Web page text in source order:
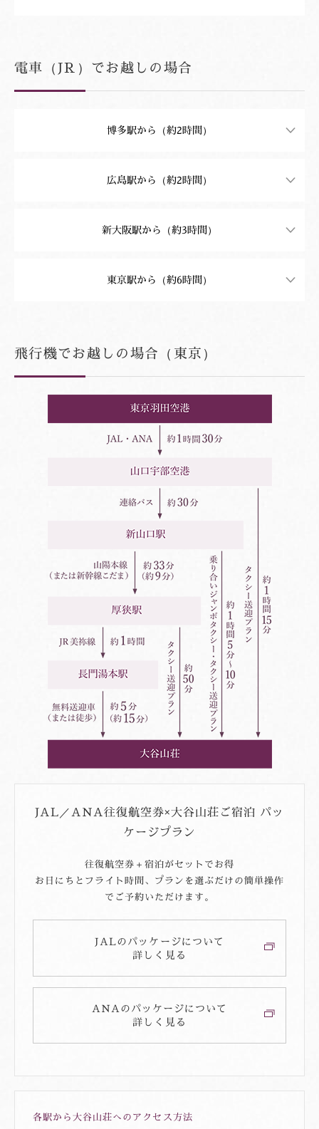
美祢ICから大谷山荘までのアクセス
高速道路を下り左折、国道435号線を進みます。
「国行」の交差点を右折、国道316号線を直進します。
約30分走りますと、右手に大谷山荘が見えてまいります。
小月ICから大谷山荘までのアクセス
小月ICを降りた後、国道491号線を長門・菊川方面へ道なり
に進みます。（約10分）
上岡枝交差点（道の駅きくがわ付近）をそのまま直進し県道
34号線を進みます。（約35分）
俵山ICより、長門・俵山道路を長門湯本温泉IC方面へ進みま
長門湯本温泉ICを降りた後、右折し国道316号線を美祢方面
へ道なりにまっすぐ進みます。（約5分）
手に大谷山荘の正面玄関がみえてまいります。橋を渡りお越しく
山口県の道路情報
経路２（俵山道路経由）
美祢ICから大谷山荘までのアクセス
高速道路を下り左折、国道435号線を進みます。
「国行」の交差点を右折、国道316号線を直進します。
約30分走りますと、右手に大谷山荘が見えてまいります。
小月ICから大谷山荘までのアクセス
小月ICを降りた後、国道491号線を長門・菊川方面へ道なり
に進みます。（約10分）
34号線を進みます。（約35分）
俵山・大羽山交差点を、長門方面に進み県道34号線へ進みま
俵山ICより、長門・俵山道路を長門湯本温泉IC方面へ進みま
す。(約7分)
下り坂の先、左手に大きく描いたカーブを曲がると、すぐ左
ださいませ。
新山口駅から大谷山荘までのアクセス
高速道路情報
高速道路を下り左折、国道435号線を進みます。
約30分走りますと、右手に大谷山荘が見えてまいります。
山口県の道路情報
高速道路情報
美祢ICから大谷山荘までのアクセス
高速道路を下り左折、国道435号線を進みます。
「国行」の交差点を右折、国道316号線を直進します。
約30分走りますと、右手に大谷山荘が見えてまいります。
山口県の道路情報
電車（JR）でお越しの場合
博多駅から（約2時間）
各駅から大谷山荘へのアクセス方法
長門湯本駅から：無料送迎車（マイクロバス）／大谷山荘の
JR厚狭駅から：タクシー送迎プラン／1台11,000円（通常
表示の時間は目安でございます。道路状況により前後する場
大谷山荘「タクシー送迎プラン」について
ご宿泊日の6日前までお電話にてご予約を承っております。
当館へご連絡くださいませ（0837-25-3300
／事前予約
上記指定駅～大谷山荘間の直行です。お立ち寄りご希望の
際は、別料金でお手配可能です。お問合せくださいませ。
レンタカーのご利用については
「レンタカー・タクシー情
広島駅から（約2時間）
各駅から大谷山荘へのアクセス方法
長門湯本駅から：無料送迎車（マイクロバス）／大谷山荘の
専用車がお迎えにまいります。ご到着時間を事前にお知らせ
JR厚狭駅から：タクシー送迎プラン／1台11,000円（通常
13,700円）
JR新山口駅から：
乗り合いジャンボタクシー／3,000円（11:15発→12:15
着、13:45発→14:45着、15:25発→16:25着、16:55発
→17:55着 1日4便／冨士第一交通（有）にて運行（
0120-39-2030
詳細はこちら
タクシー送迎プラン／1台13,000円（通常16,400円）
表示の時間は目安でございます。道路状況により前後する場
ご宿泊日の6日前までお電話にてご予約を承っております。
当館へご連絡くださいませ（0837-25-3300
際は、別料金でお手配可能です。お問合せくださいませ。
レンタカーのご利用については「レンタカー・タクシー情
報」をご確認ください。
乗り換え案内（ジョルダン）
新大阪駅から（約3時間）
長門湯本駅から：無料送迎車（マイクロバス）／大谷山荘の
専用車がお迎えにまいります。ご到着時間を事前にお知らせ
JR厚狭駅から：タクシー送迎プラン／1台11,000円（通常
JR新山口駅から：
乗り合いジャンボタクシー／3,000円（11:15発→12:15
着、13:45発→14:45着、15:25発→16:25着、16:55発
→17:55着 1日4便／冨士第一交通（有）にて運行（
お問合
せ先：
0120-39-2030
詳細はこちら
タクシー送迎プラン／1台13,000円（通常16,400円）
表示の時間は目安でございます。道路状況により前後する場
合がございます。
大谷山荘「タクシー送迎プラン」について
当館へご連絡くださいませ（0837-25-3300
／事前予約
レンタカーのご利用については「レンタカー・タクシー情
報」をご確認ください。
JRおでかけネット
東京駅から（約6時間）
各駅から大谷山荘へのアクセス方法
長門湯本駅から：無料送迎車（マイクロバス）／大谷山荘の
専用車がお迎えにまいります。ご到着時間を事前にお知らせ
くださいませ。
JR厚狭駅から：タクシー送迎プラン／1台11,000円（通常
着、13:45発→14:45着、15:25発→16:25着、16:55発
→17:55着 1日4便／冨士第一交通（有）にて運行（
タクシー送迎プラン／1台13,000円（通常16,400円）
表示の時間は目安でございます。道路状況により前後する場
合がございます。
ご宿泊日の6日前までお電話にてご予約を承っております。
当館へご連絡くださいませ（
上記指定駅～大谷山荘間の直行です。お立ち寄りご希望の
飛行機でお越しの場合（東京）
JAL／ANA往復航空券×大谷山荘ご宿泊 パッ
ケージプラン
往復航空券＋宿泊がセットでお得
お日にちとフライト時間、プランを選ぶだけの簡単操作
でご予約いただけます。
JALのパッケージについて
詳しく見る
ANAのパッケージについて
詳しく見る
各駅から大谷山荘へのアクセス方法